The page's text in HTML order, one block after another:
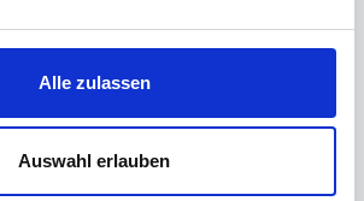
Alle zulassen
Auswahl erlauben
Harnstoff auch für den